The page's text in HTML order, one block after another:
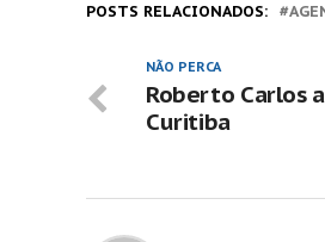
POSTS RELACIONADOS:
NÃO PERCA
Roberto Carlos
Curitiba